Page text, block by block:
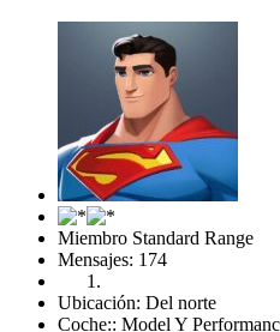
Miembro Standard Range
Mensajes: 174
Ubicación: Del norte
Coche:: Model Y